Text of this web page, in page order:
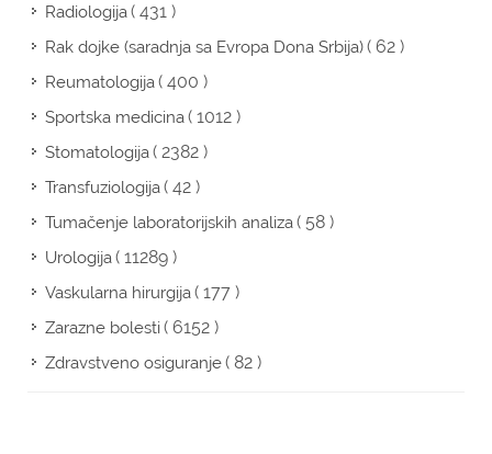
Radiologija( 431 )
Rak dojke (saradnja sa Evropa Dona Srbija)( 62 )
Reumatologija( 400 )
Sportska medicina( 1012 )
Stomatologija( 2382 )
Transfuziologija( 42 )
Tumačenje laboratorijskih analiza( 58 )
Urologija( 11289 )
Vaskularna hirurgija( 177 )
Zarazne bolesti( 6152 )
Zdravstveno osiguranje( 82 )